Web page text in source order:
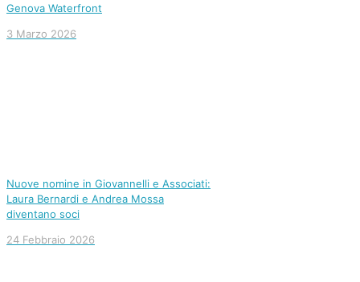
Genova Waterfront
3 Marzo 2026
Nuove nomine in Giovannelli e Associati:
Laura Bernardi e Andrea Mossa
diventano soci
24 Febbraio 2026